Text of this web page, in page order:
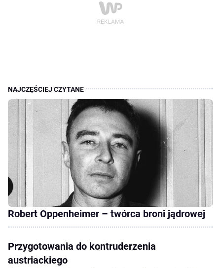
Robert Oppenheimer – twórca broni jądrowej
Przygotowania do kontruderzenia
austriackiego